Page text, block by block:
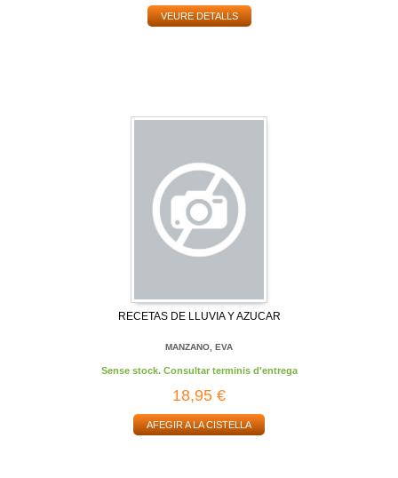
VEURE DETALLS
RECETAS DE LLUVIA Y AZUCAR
MANZANO, EVA
Sense stock. Consultar terminis d'entrega
18,95 €
AFEGIR A LA CISTELLA